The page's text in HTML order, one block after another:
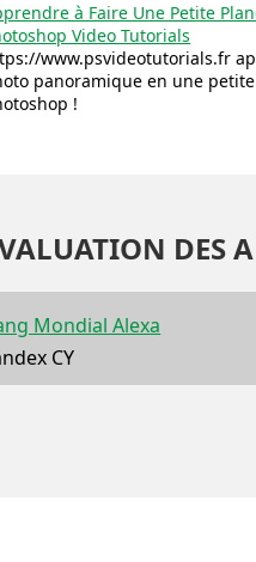
à Faire Une Petite
Video Tutorials
www.psvideotutorials.fr
panoramique en une
!
DES
Mondial Alexa
CY